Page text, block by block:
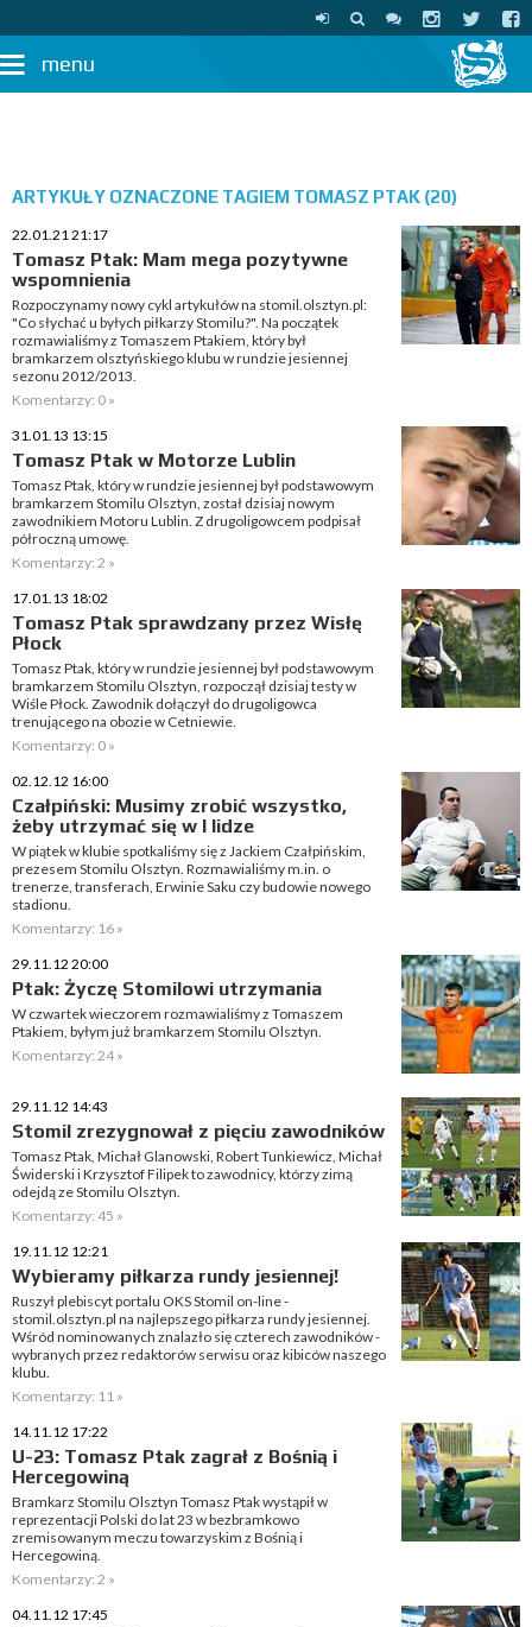
menu
ARTYKUŁY OZNACZONE TAGIEM TOMASZ PTAK (20)
22.01.21 21:17
Tomasz Ptak: Mam mega pozytywne
wspomnienia
Rozpoczynamy nowy cykl artykułów na stomil.olsztyn.pl:
"Co słychać u byłych piłkarzy Stomilu?". Na początek
rozmawialiśmy z Tomaszem Ptakiem, który był
bramkarzem olsztyńskiego klubu w rundzie jesiennej
sezonu 2012/2013.
Komentarzy: 0 »
31.01.13 13:15
Tomasz Ptak w Motorze Lublin
Tomasz Ptak, który w rundzie jesiennej był podstawowym
bramkarzem Stomilu Olsztyn, został dzisiaj nowym
zawodnikiem Motoru Lublin. Z drugoligowcem podpisał
półroczną umowę.
Komentarzy: 2 »
17.01.13 18:02
Tomasz Ptak sprawdzany przez Wisłę
Płock
Tomasz Ptak, który w rundzie jesiennej był podstawowym
bramkarzem Stomilu Olsztyn, rozpoczął dzisiaj testy w
Wiśle Płock. Zawodnik dołączył do drugoligowca
trenującego na obozie w Cetniewie.
Komentarzy: 0 »
02.12.12 16:00
Czałpiński: Musimy zrobić wszystko,
żeby utrzymać się w I lidze
W piątek w klubie spotkaliśmy się z Jackiem Czałpińskim,
prezesem Stomilu Olsztyn. Rozmawialiśmy m.in. o
trenerze, transferach, Erwinie Saku czy budowie nowego
stadionu.
Komentarzy: 16 »
29.11.12 20:00
Ptak: Życzę Stomilowi utrzymania
W czwartek wieczorem rozmawialiśmy z Tomaszem
Ptakiem, byłym już bramkarzem Stomilu Olsztyn.
Komentarzy: 24 »
29.11.12 14:43
Stomil zrezygnował z pięciu zawodników
Tomasz Ptak, Michał Glanowski, Robert Tunkiewicz, Michał
Świderski i Krzysztof Filipek to zawodnicy, którzy zimą
odejdą ze Stomilu Olsztyn.
Komentarzy: 45 »
19.11.12 12:21
Wybieramy piłkarza rundy jesiennej!
Ruszył plebiscyt portalu OKS Stomil on-line -
stomil.olsztyn.pl na najlepszego piłkarza rundy jesiennej.
Wśród nominowanych znalazło się czterech zawodników -
wybranych przez redaktorów serwisu oraz kibiców naszego
klubu.
Komentarzy: 11 »
14.11.12 17:22
U-23: Tomasz Ptak zagrał z Bośnią i
Hercegowiną
Bramkarz Stomilu Olsztyn Tomasz Ptak wystąpił w
reprezentacji Polski do lat 23 w bezbramkowo
zremisowanym meczu towarzyskim z Bośnią i
Hercegowiną.
Komentarzy: 2 »
04.11.12 17:45